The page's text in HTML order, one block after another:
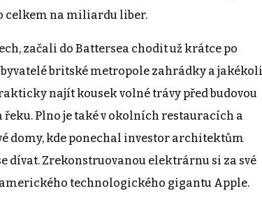
celkem na miliardu liber.
začali do Battersea chodit už krátce po
britské metropole zahrádky a jakékoli
najít kousek volné trávy před budovou
Plno je také v okolních restauracích a
domy, kde ponechal investor architektům
dívat. Zrekonstruovanou elektrárnu si za své
technologického gigantu Apple.